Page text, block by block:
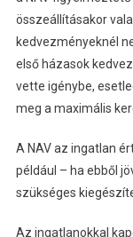
összeállításakor
kedvezményeknél
első házasok
vette igénybe,
meg a maximális
A NAV az ingatlan
például – ha ebből
szükséges
Az ingatlanokkal